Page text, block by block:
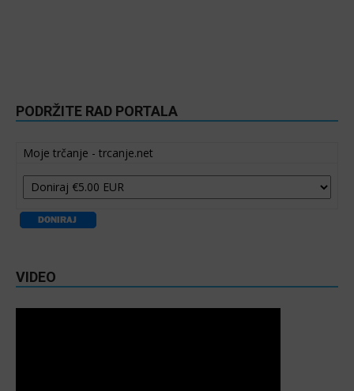
PODRŽITE RAD PORTALA
Moje trčanje - trcanje.net
VIDEO